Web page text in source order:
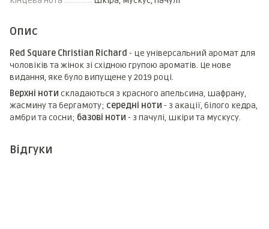
Опис
Red Square Christian Richard - це універсальний аромат для
чоловіків та жінок зі східною групою ароматів. Це нове
видання, яке було випущене у 2019 році.
Верхні ноти складаються з красного апельсина, шафрану,
жасмину та бергамоту; середні ноти - з акації, білого кедра,
амбри та сосни; базові ноти - з пачулі, шкіри та мускусу.
Відгуки